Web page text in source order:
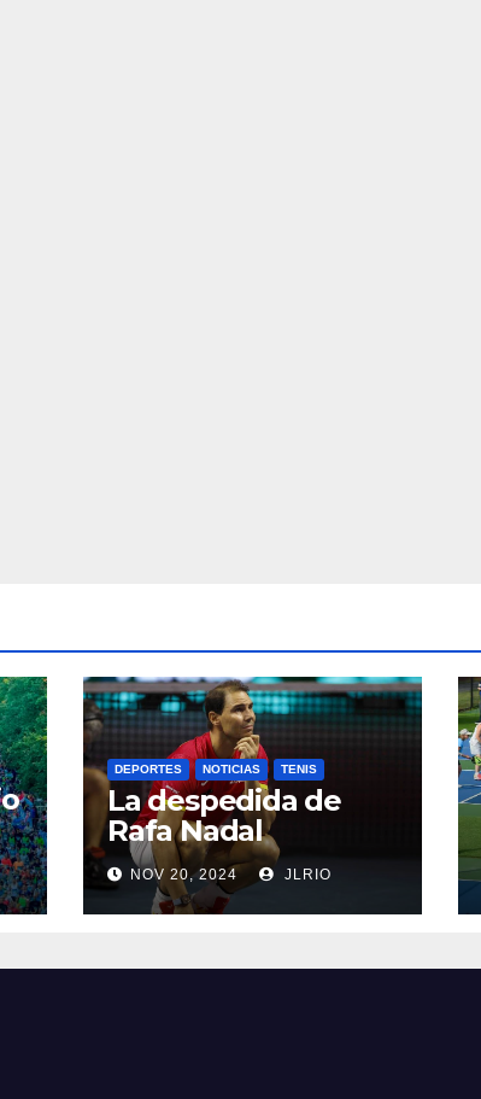
DEPORTES NOTICIAS TENIS
La despedida de
Rafa Nadal
NOV 20, 2024 JLRIO